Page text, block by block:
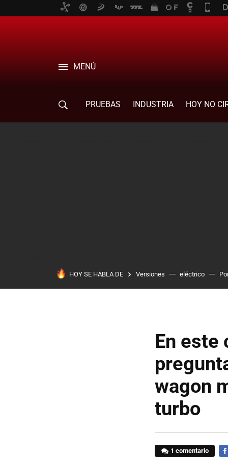
MENÚ
PRUEBAS INDUSTRIA HOY NO
HOY SE HABLA DE Versiones eléctrico
En este
wagon
turbo
1 comentario